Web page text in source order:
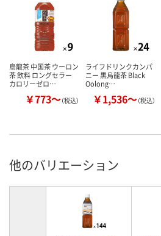
烏龍茶 中国茶 ウーロン
茶 飲料 ロングセラー
カロリーゼロ…
￥773～（税込）
ライフドリンクカンパ
ニー 黒烏龍茶 Black
Oolong…
￥1,536～（税込）
他のバリエーション